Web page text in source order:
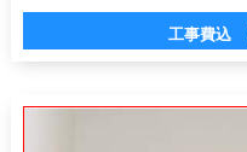
工事費込